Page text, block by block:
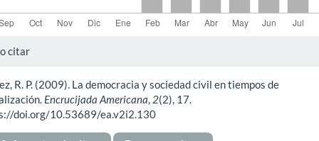
citar
R. P. (2009). La democracia y sociedad civil en tiempos de
Encrucijada Americana 2(2), 17.
doi.org/10.53689/ea.v2i2.130